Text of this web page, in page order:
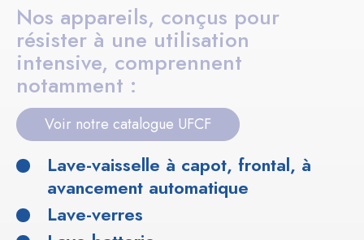
Nos appareils, conçus pour
résister à une utilisation
intensive, comprennent
notamment :
Voir notre catalogue UFCF
Lave-vaisselle à capot, frontal, à
avancement automatique
Lave-verres